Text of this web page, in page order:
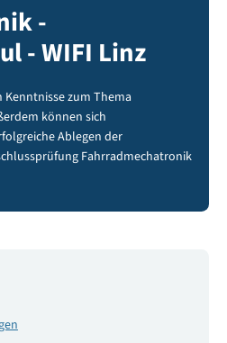
-
- WIFI Linz
zum Thema
können sich
Ablegen der
Fahrradmechatronik